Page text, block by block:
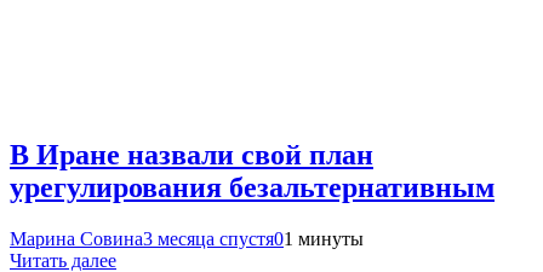
В Иране назвали свой план
урегулирования безальтернативным
Марина Совина3 месяца спустя01 минуты
Читать далее